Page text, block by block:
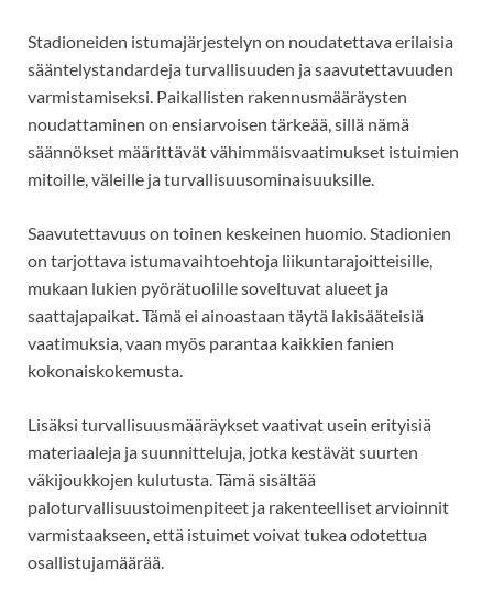
Stadioneiden istumajärjestelyn on noudatettava erilaisia
sääntelystandardeja turvallisuuden ja saavutettavuuden
varmistamiseksi. Paikallisten rakennusmääräysten
noudattaminen on ensiarvoisen tärkeää, sillä nämä
säännökset määrittävät vähimmäisvaatimukset istuimien
mitoille, väleille ja turvallisuusominaisuuksille.
Saavutettavuus on toinen keskeinen huomio. Stadionien
on tarjottava istumavaihtoehtoja liikuntarajoitteisille,
mukaan lukien pyörätuolille soveltuvat alueet ja
saattajapaikat. Tämä ei ainoastaan täytä lakisääteisiä
vaatimuksia, vaan myös parantaa kaikkien fanien
kokonaiskokemusta.
Lisäksi turvallisuusmääräykset vaativat usein erityisiä
materiaaleja ja suunnitteluja, jotka kestävät suurten
väkijoukkojen kulutusta. Tämä sisältää
paloturvallisuustoimenpiteet ja rakenteelliset arvioinnit
varmistaakseen, että istuimet voivat tukea odotettua
osallistujamäärää.